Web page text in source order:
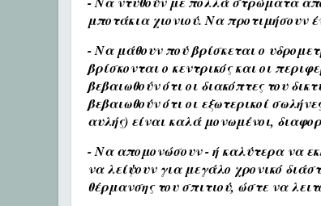
μποτάκια χιονιού. Να προτιμήσουν
- Να μάθουν πού βρίσκεται ο
βρίσκονται ο κεντρικός και οι
βεβαιωθούν ότι οι διακόπτες του
βεβαιωθούν ότι οι εξωτερικοί
αυλής) είναι καλά μονωμένοι,
- Να απομονώσουν - ή καλύτερα να
να λείψουν για μεγάλο χρονικό
θέρμανσης του σπιτιού, ώστε να